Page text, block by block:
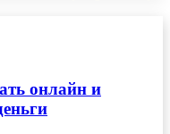
онлайн и